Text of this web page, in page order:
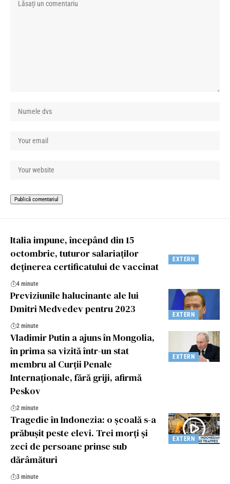
EXTERN
Italia impune, începând din 15
octombrie, tuturor salariaților
deținerea certificatului de vaccinat
4 minute
EXTERN
Previziunile halucinante ale lui
Dmitri Medvedev pentru 2023
2 minute
EXTERN
Vladimir Putin a ajuns în Mongolia,
în prima sa vizită într-un stat
membru al Curții Penale
Internaționale, fără griji, afirmă
Peskov
2 minute
EXTERN
Tragedie în Indonezia: o școală s-a
prăbușit peste elevi. Trei morți și
zeci de persoane prinse sub
dărâmături
3 minute